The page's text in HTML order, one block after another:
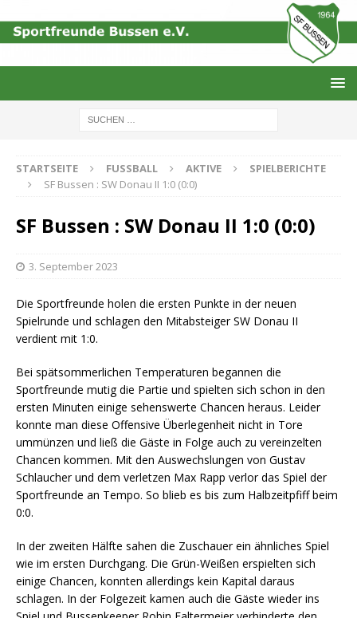
STARTSEITE FUSSBALL AKTIVE
SPIELBERICHTE
SF Bussen : SW Donau II 1:0 (0:0)
SF Bussen : SW Donau II 1:0 (0:0)
3. September 2023
Die Sportfreunde holen die ersten Punkte in der neuen
Spielrunde und schlagen den Mitabsteiger SW Donau II
verdient mit 1:0.
Bei spätsommerlichen Temperaturen begannen die
Sportfreunde mutig die Partie und spielten sich schon in den
ersten Minuten einige sehenswerte Chancen heraus. Leider
konnte man diese Offensive Überlegenheit nicht in Tore
ummünzen und ließ die Gäste in Folge auch zu vereinzelten
Chancen kommen. Mit den Auswechslungen von Gustav
Schlaucher und dem verletzen Max Rapp verlor das Spiel der
Sportfreunde an Tempo. So blieb es bis zum Halbzeitpfiff beim
0:0.
In der zweiten Hälfte sahen die Zuschauer ein ähnliches Spiel
wie im ersten Durchgang. Die Grün-Weißen erspielten sich
einige Chancen, konnten allerdings kein Kapital daraus
schlagen. In der Folgezeit kamen auch die Gäste wieder ins